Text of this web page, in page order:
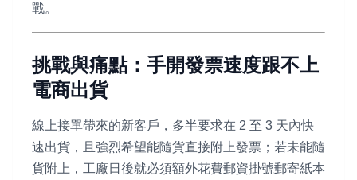
戰。
挑戰與痛點：手開發票速度跟不上
電商出貨
線上接單帶來的新客戶，多半要求在 2 至 3 天內快
速出貨，且強烈希望能隨貨直接附上發票；若未能隨
貨附上，工廠日後就必須額外花費郵資掛號郵寄紙本